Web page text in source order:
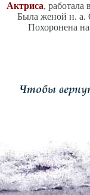
Актриса,
Была женой н.
Похоронена